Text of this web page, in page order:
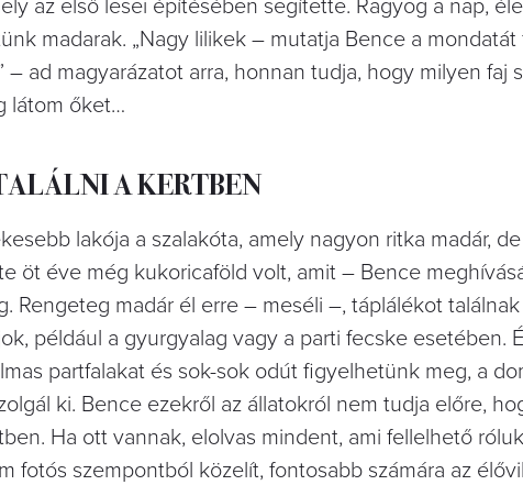
az első lesei építésében segítette. Ragyog a nap,
madarak. „Nagy lilikek – mutatja Bence a
– ad magyarázatot arra, honnan tudja, hogy milyen faj
látom őket…
A KERTBEN
lakója a szalakóta, amely nagyon ritka madár,
öt éve még kukoricaföld volt, amit – Bence
Rengeteg madár él erre – meséli –, táplálékot
például a gyurgyalag vagy a parti fecske esetében.
partfalakat és sok-sok odút figyelhetünk meg, a
ki. Bence ezekről az állatokról nem tudja előre,
Ha ott vannak, elolvas mindent, ami fellelhető
fotós szempontból közelít, fontosabb számára az